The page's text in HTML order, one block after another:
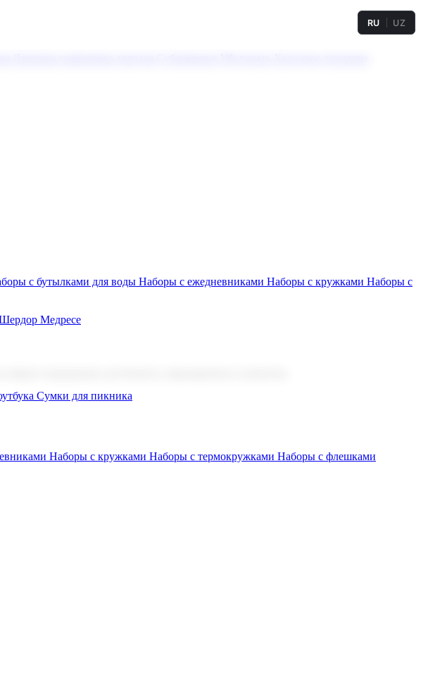
RU UZ
с бутылками для воды Наборы с ежедневниками Наборы с кружками Наборы с
Медресе
Сумки для пикника
продукцию для бизнеса, мероприятия и клиентов.
Наборы с кружками Наборы с термокружками Наборы с флешками